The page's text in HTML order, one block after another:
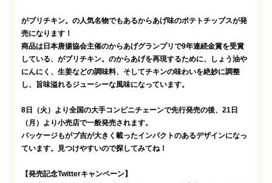
がブリチキン。の人気名物でもあるからあげ味のポテトチップスが発
売になります！
商品は日本唐揚協会主催のからあげグランプリで9年連続金賞を受賞
している、がブリチキン。のからあげを再現するために、しょう油や
にんにく、生姜などの調味料、そしてチキンの味わいを絶妙に調整
し、旨味溢れるジューシーな風味になっています。
8日（火）より全国の大手コンビニチェーンで先行発売の後、21日
（月）より小売店で一般発売されます。
パッケージもがブ吉が大きく載ったインパクトのあるデザインになっ
ています。見つけやすいので探してみてね！
【発売記念Twitterキャンペーン】